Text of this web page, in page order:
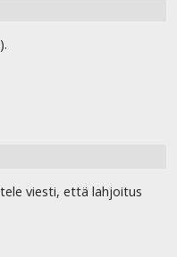
viesti, että lahjoitus